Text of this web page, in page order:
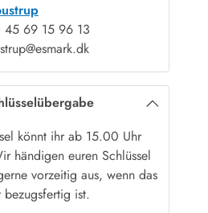
45 69 15 96 13
könnt ihr ab 15.00 Uhr
händigen euren Schlüssel
vorzeitig aus, wenn das
bezugsfertig ist.